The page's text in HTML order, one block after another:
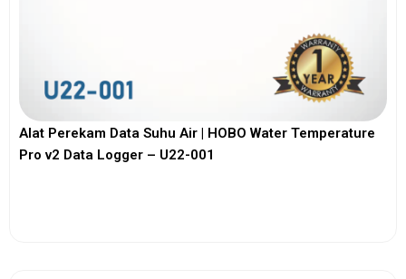
Alat Perekam Data Suhu Air | HOBO Water Temperature
Pro v2 Data Logger – U22-001